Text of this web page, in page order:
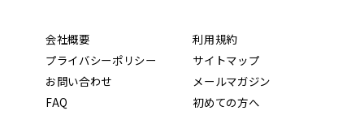
会社概要
利用規約
プライバシーポリシー
サイトマップ
お問い合わせ
メールマガジン
FAQ
初めての方へ